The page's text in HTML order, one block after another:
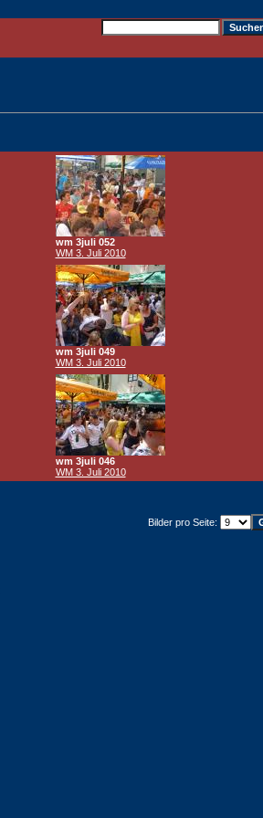
wm 3juli 052
WM 3. Juli 2010
wm 3juli 049
WM 3. Juli 2010
wm 3juli 046
WM 3. Juli 2010
Bilder pro Seite: